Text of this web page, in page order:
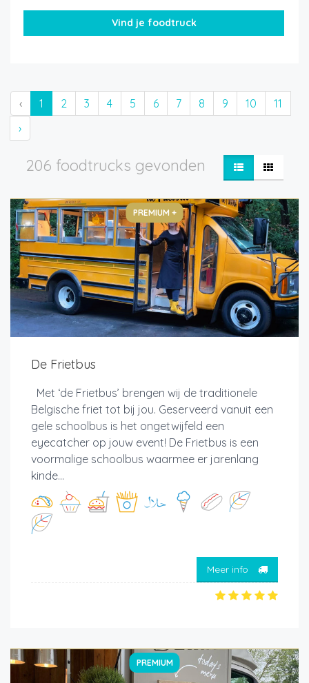
‹ 1 2 3 4 5 6 7 8 9 10
11
›
206 foodtrucks gevonden
PREMIUM +
De Frietbus
Met ‘de Frietbus’ brengen wij de traditionele
Belgische friet tot bij jou. Geserveerd vanuit een
gele schoolbus is het ongetwijfeld een
eyecatcher op jouw event! De Frietbus is een
voormalige schoolbus waarmee er jarenlang
kinde...
Meer info
PREMIUM